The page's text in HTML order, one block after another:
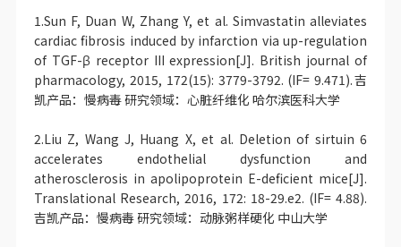
1.Sun F, Duan W, Zhang Y, et al. Simvastatin alleviates
cardiac fibrosis induced by infarction via up-regulation
of TGF-β receptor III expression[J]. British journal of
pharmacology, 2015, 172(15): 3779-3792. (IF= 9.471).吉
凯产品：慢病毒 研究领域：心脏纤维化 哈尔滨医科大学
2.Liu Z, Wang J, Huang X, et al. Deletion of sirtuin 6
accelerates endothelial dysfunction and
atherosclerosis in apolipoprotein E-deficient mice[J].
Translational Research, 2016, 172: 18-29.e2. (IF= 4.88).
吉凯产品：慢病毒 研究领域：动脉粥样硬化 中山大学